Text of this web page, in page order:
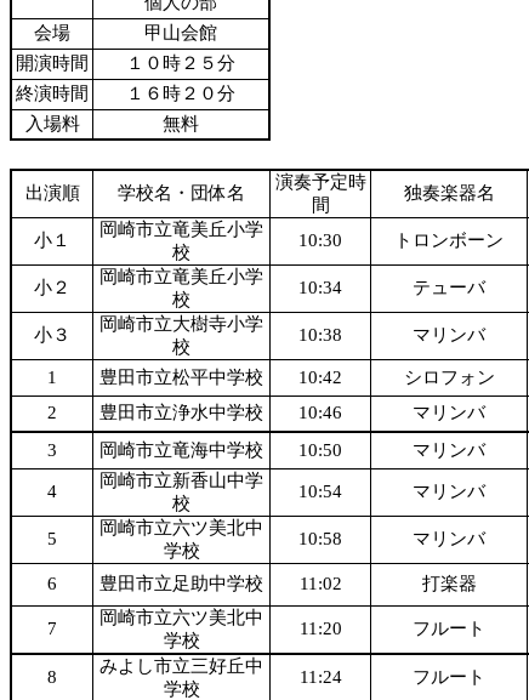
会場
甲山会館
開演時間
１０時２５分
終演時間
１６時２０分
入場料
無料
出演順 学校名・団体名
演奏予定時
間
独奏楽器名
小１
岡崎市立竜美丘小学
校
10:30 トロンボーン
小２
岡崎市立竜美丘小学
校
10:34 テューバ
小３
岡崎市立大樹寺小学
校
10:38 マリンバ
1 豊田市立松平中学校 10:42 シロフォン
2
豊田市立浄水中学校 10:46 マリンバ
3
岡崎市立竜海中学校 10:50 マリンバ
4
岡崎市立新香山中学
校
10:54 マリンバ
5
岡崎市立六ツ美北中
学校
10:58 マリンバ
6 豊田市立足助中学校 11:02 打楽器
7
岡崎市立六ツ美北中
学校
11:20 フルート
8
みよし市立三好丘中
学校
11:24 フルート